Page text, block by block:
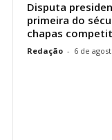
Disputa
primeira do
chapas
Redação - 6 de